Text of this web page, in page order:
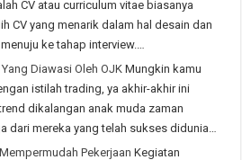
CV atau curriculum vitae biasanya
CV yang menarik dalam hal desain dan
ke tahap interview.…
Diawasi Oleh OJK Mungkin kamu
istilah trading, ya akhir-akhir ini
dikalangan anak muda zaman
dari mereka yang telah sukses didunia…
Pekerjaan Kegiatan